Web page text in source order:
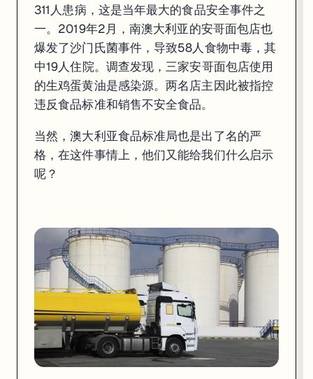
311人患病，这是当年最大的食品安全事件之
一。2019年2月，南澳大利亚的安哥面包店也
爆发了沙门氏菌事件，导致58人食物中毒，其
中19人住院。调查发现，三家安哥面包店使用
的生鸡蛋黄油是感染源。两名店主因此被指控
违反食品标准和销售不安全食品。
当然，澳大利亚食品标准局也是出了名的严
格，在这件事情上，他们又能给我们什么启示
呢？